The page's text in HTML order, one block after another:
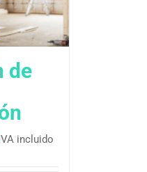
de
IVA incluido